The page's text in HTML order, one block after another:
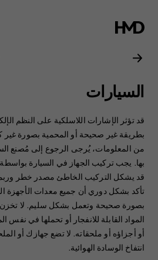
دليل
مستخدم
هاتف
Nokia
8.1
السيارات
قد تؤثر الإشارات اللاسلكية على النظم
بطريقة غير صحيحة أو المحمية بصورة غير
من المعلومات، يُرجى الرجوع إلى مُصنع
بها.‬ يجب تركيب الجهاز في السيارة
‏‫قد يشكل التركيب الخاطئ مصدر خطر
تأكد بشكل دوري أن جميع معدات الأجهزة
بصورة صحيحة وتعمل بشكل سليم. لا تخزن
المواد القابلة للانفجار أو تحملها في نفس
أو أجزاؤه أو ملحقاته. ‏‫لا تضع جهازك أو
انتفاخ الوسادة الهوائية.‬